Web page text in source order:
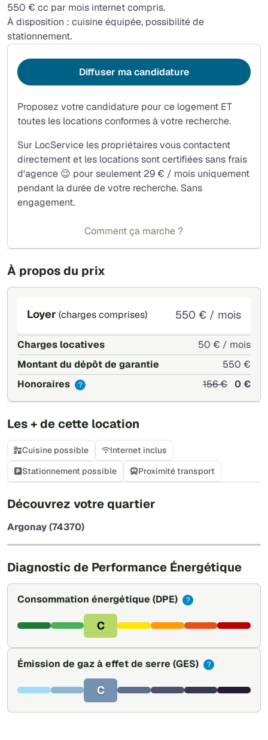
550 € cc par mois internet compris.
À disposition : cuisine équipée, possibilité de
stationnement.
À propos du prix
Loyer (charges comprises) 550 € / mois
Charges locatives
50 € / mois
Montant du dépôt de garantie
550 €
Honoraires
? 156 € 0 €
Les + de cette location
Cuisine possible
Internet inclus
Stationnement possible
Proximité transport
Découvrez votre quartier
Argonay (74370)
Diagnostic de Performance Énergétique
Consommation énergétique (DPE) ?
C
Émission de gaz à effet de serre (GES) ?
C
Proposez votre candidature pour ce logement ET
toutes les locations conformes à votre recherche.
Sur LocService les propriétaires vous contactent
directement et les locations sont certifiées sans frais
d'agence 😉 pour seulement 29 € / mois uniquement
pendant la durée de votre recherche. Sans
engagement.
Diffuser ma candidature
Comment ça marche ?